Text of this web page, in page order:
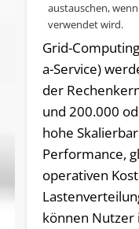
austauschen,
verwendet wird.
Grid-
a-Service)
der
und 200.000
hohe
Performance,
operativen
können